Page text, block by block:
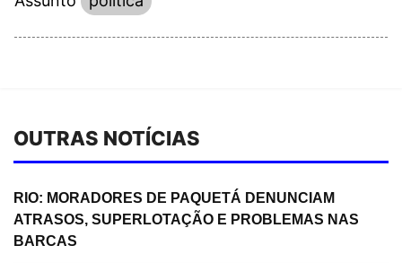
OUTRAS NOTÍCIAS
RIO: MORADORES DE PAQUETÁ DENUNCIAM
ATRASOS, SUPERLOTAÇÃO E PROBLEMAS NAS
BARCAS